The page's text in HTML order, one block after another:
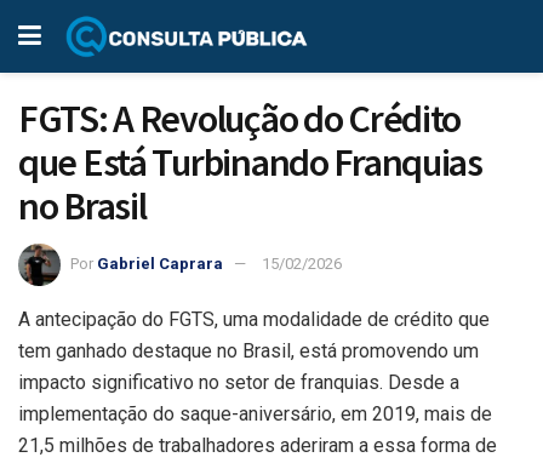
FGTS: A Revolução do Crédito
que Está Turbinando Franquias
no Brasil
Por Gabriel Caprara 15/02/2026
A antecipação do FGTS, uma modalidade de crédito que
tem ganhado destaque no Brasil, está promovendo um
impacto significativo no setor de franquias. Desde a
implementação do saque-aniversário, em 2019, mais de
21,5 milhões de trabalhadores aderiram a essa forma de